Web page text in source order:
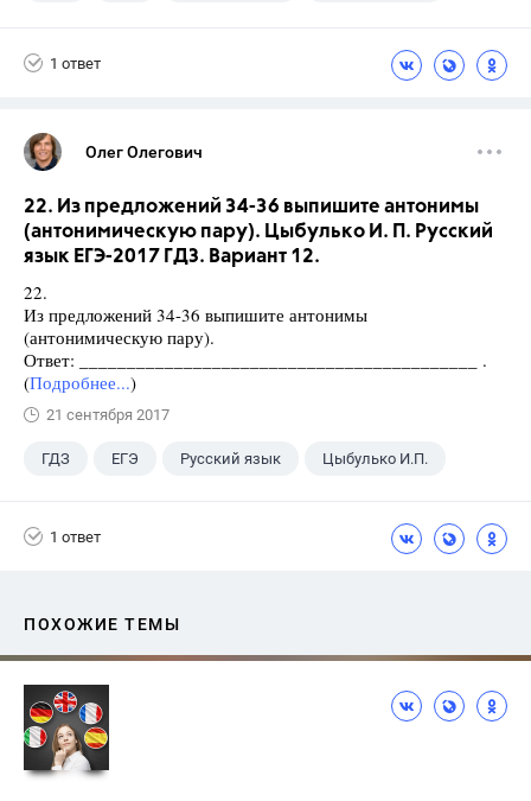
1 ответ
Олег Олегович
22. Из предложений 34-36 выпишите антонимы
(антонимическую пару). Цыбулько И. П. Русский
язык ЕГЭ-2017 ГДЗ. Вариант 12.
22.
Из предложений 34-36 выпишите антонимы
(антонимическую пару).
Ответ: __________________________________________ .
(Подробнее...)
21 сентября 2017
ГДЗ ЕГЭ Русский язык Цыбулько И.П.
1 ответ
ПОХОЖИЕ ТЕМЫ